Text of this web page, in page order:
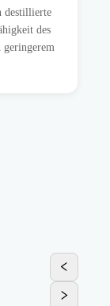
destillierte
des
geringerem